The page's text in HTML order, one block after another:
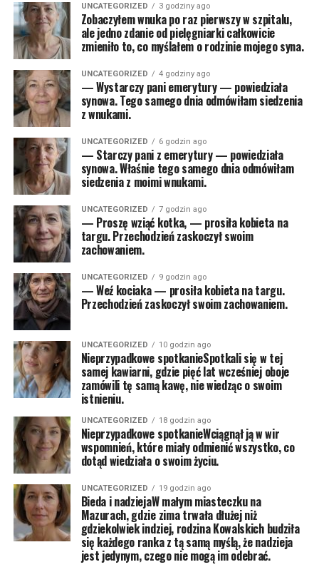
UNCATEGORIZED 3 godziny ago
Zobaczyłem wnuka po raz pierwszy w szpitalu,
ale jedno zdanie od pielęgniarki całkowicie
zmieniło to, co myślałem o rodzinie mojego syna.
UNCATEGORIZED 4 godziny ago
— Wystarczy pani emerytury — powiedziała
synowa. Tego samego dnia odmówiłam siedzenia
z wnukami.
UNCATEGORIZED 6 godzin ago
— Starczy pani z emerytury — powiedziała
synowa. Właśnie tego samego dnia odmówiłam
siedzenia z moimi wnukami.
UNCATEGORIZED 7 godzin ago
— Proszę wziąć kotka, — prosiła kobieta na
targu. Przechodzień zaskoczył swoim
zachowaniem.
UNCATEGORIZED 9 godzin ago
— Weź kociaka — prosiła kobieta na targu.
Przechodzień zaskoczył swoim zachowaniem.
UNCATEGORIZED 10 godzin ago
Nieprzypadkowe spotkanieSpotkali się w tej
samej kawiarni, gdzie pięć lat wcześniej oboje
zamówili tę samą kawę, nie wiedząc o swoim
istnieniu.
UNCATEGORIZED 18 godzin ago
Nieprzypadkowe spotkanieWciągnął ją w wir
wspomnień, które miały odmienić wszystko, co
dotąd wiedziała o swoim życiu.
UNCATEGORIZED 19 godzin ago
Bieda i nadziejaW małym miasteczku na
Mazurach, gdzie zima trwała dłużej niż
gdziekolwiek indziej, rodzina Kowalskich budziła
się każdego ranka z tą samą myślą, że nadzieja
jest jedynym, czego nie mogą im odebrać.